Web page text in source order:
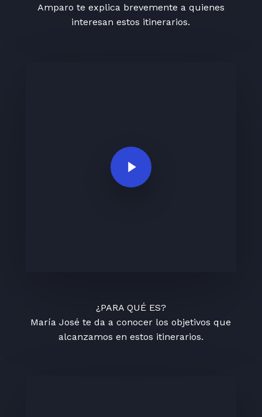
Amparo te explica brevemente a quienes
interesan estos itinerarios.
Play Video
¿PARA QUÉ ES?
María José te da a conocer los objetivos que
alcanzamos en estos itinerarios.